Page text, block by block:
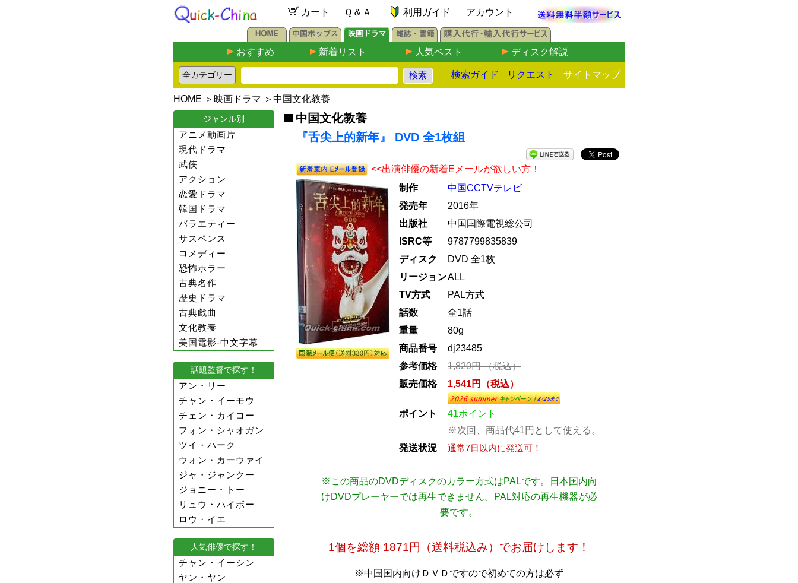
カート Ｑ＆Ａ 利用ガイド アカウント
おすすめ 新着リスト 人気ベスト ディスク解説
検索ガイド リクエスト サイトマップ
HOME ＞ 映画ドラマ ＞ 中国文化教養
ジャンル別
アニメ動画片
現代ドラマ
武侠
アクション
恋愛ドラマ
韓国ドラマ
バラエティー
サスペンス
コメディー
恐怖ホラー
古典名作
歴史ドラマ
古典戯曲
文化教養
美国電影-中文字幕
話題監督で探す！
アン・リー
チャン・イーモウ
チェン・カイコー
フォン・シャオガン
ツイ・ハーク
ウォン・カーウァイ
ジャ・ジャンクー
ジョニー・トー
リュウ・ハイボー
ロウ・イエ
人気俳優で探す！
チャン・イーシン
ヤン・ヤン
中国文化教養
『舌尖上的新年』 DVD 全1枚組
<<出演俳優の新着Eメールが欲しい方！
制作
中国CCTVテレビ
発売年
2016年
出版社
中国国際電視総公司
ISRC等
9787799835839
ディスク
DVD 全1枚
リージョンALL
TV方式
PAL方式
話数
全1話
重量
80g
商品番号
dj23485
参考価格
1,820円 （税込）
販売価格
1,541円（税込）
ポイント
41ポイント
※次回、商品代41円として使える。
発送状況
通常7日以内に発送可！
※この商品のDVDディスクのカラー方式はPALです。日本国内向
けDVDプレーヤーでは再生できません。PAL対応の再生機器が必
要です。
1個を総額 1871円（送料税込み）でお届けします！
※中国国内向けＤＶＤですので初めての方は必ず